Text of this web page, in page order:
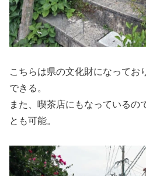
こちらは県の文化財になってお
できる。
また、喫茶店にもなっているの
とも可能。